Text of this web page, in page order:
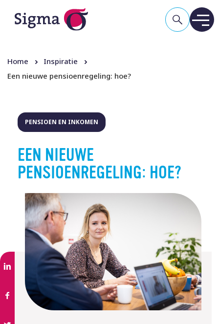
Home
Inspiratie
Een nieuwe pensioenregeling: hoe?
PENSIOEN EN INKOMEN
EEN NIEUWE
PENSIOENREGELING: HOE?